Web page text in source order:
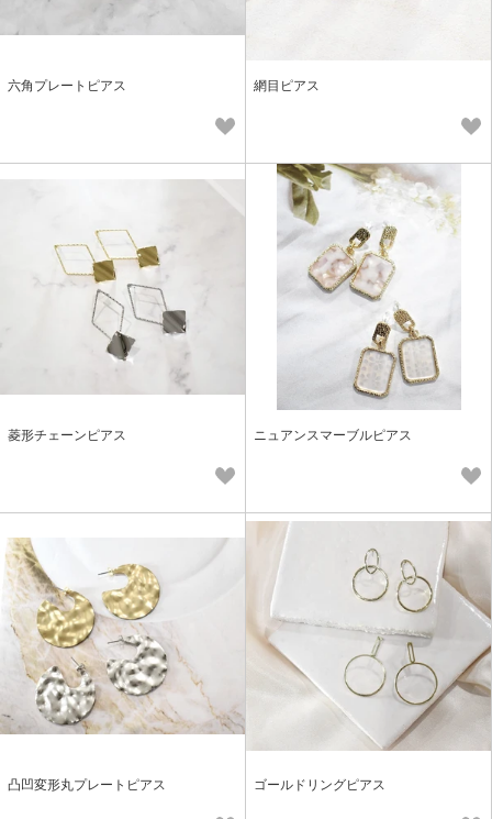
六角プレートピアス 網目ピアス
菱形チェーンピアス ニュアンスマーブルピアス
凸凹変形丸プレートピアス ゴールドリングピアス